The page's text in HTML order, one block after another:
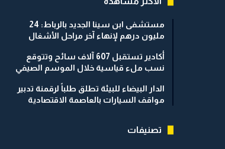
مستشفى ابن سينا الجديد بالرباط: 24
مليون درهم لإنهاء آخر مراحل الأشغال
أكادير تستقبل 607 آلاف سائح وتتوقع
نسب ملء قياسية خلال الموسم الصيفي
الدار البيضاء للبيئة تطلق طلباً لرقمنة تدبير
مواقف السيارات بالعاصمة الاقتصادية
تصنيفات